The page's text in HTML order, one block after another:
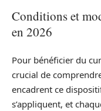
Conditions et
en 2026
Pour bénéficier du
crucial de
encadrent ce
s’appliquent, et